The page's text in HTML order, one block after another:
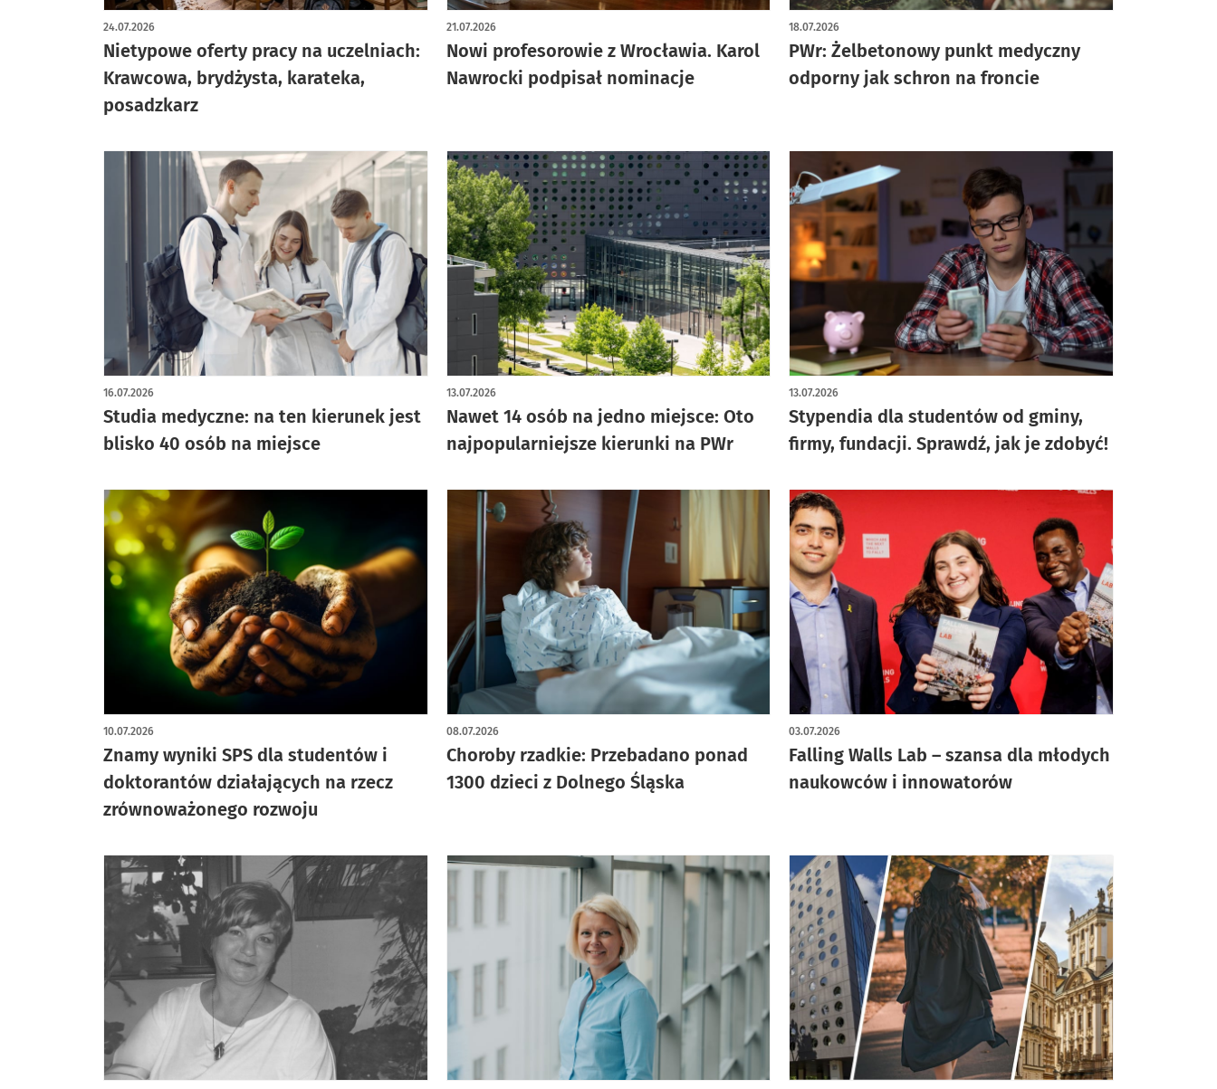
Nietypowe oferty pracy na uczelniach:
Krawcowa, brydżysta, karateka,
posadzkarz
24.07.2026
Nowi profesorowie z Wrocławia. Karol
Nawrocki podpisał nominacje
21.07.2026
PWr: Żelbetonowy punkt medyczny
odporny jak schron na froncie
18.07.2026
Studia medyczne: na ten kierunek jest
blisko 40 osób na miejsce
16.07.2026
Nawet 14 osób na jedno miejsce: Oto
najpopularniejsze kierunki na PWr
13.07.2026
Stypendia dla studentów od gminy,
firmy, fundacji. Sprawdź, jak je zdobyć!
13.07.2026
Znamy wyniki SPS dla studentów i
doktorantów działających na rzecz
zrównoważonego rozwoju
10.07.2026
Choroby rzadkie: Przebadano ponad
1300 dzieci z Dolnego Śląska
08.07.2026
Falling Walls Lab – szansa dla młodych
naukowców i innowatorów
03.07.2026